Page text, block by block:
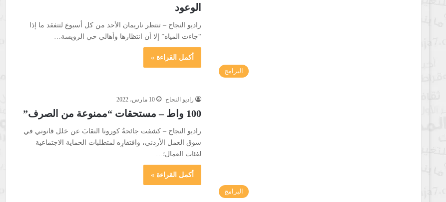
البرامج
الوعود
راديو النجاح – تنتظر ناريمان الأحد من كل أسبوع لتتفقد ما إذا
“جاءت المياه” إلا أن انتظارها وأهالي حي الرويسة…
أكمل القراءة »
البرامج
راديو النجاح 10 مارس، 2022
100 واط – مستحقات “ممنوعة من الصرف”
راديو النجاح – كشفت جائحةُ كورونا النقابَ عن خلل قانوني في
سوق العمل الأردني، وافتقارِه لمتطلبات الحماية الاجتماعية
لفئات العمال؛…
أكمل القراءة »